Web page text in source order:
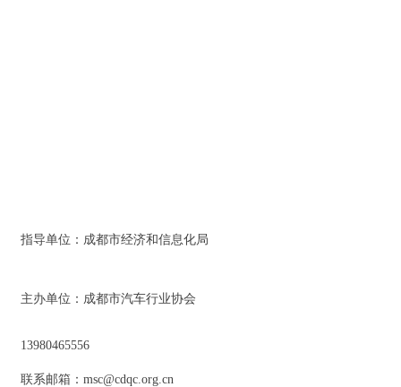
指导单位：成都市经济和信息化局
主办单位：成都市汽车行业协会
13980465556
联系邮箱：msc@cdqc.org.cn